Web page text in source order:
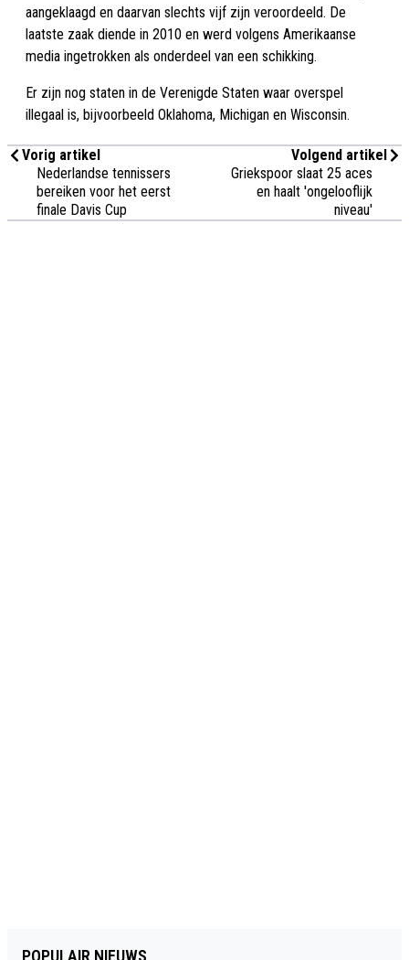
aangeklaagd en daarvan slechts vijf zijn veroordeeld. De
laatste zaak diende in 2010 en werd volgens Amerikaanse
media ingetrokken als onderdeel van een schikking.
Er zijn nog staten in de Verenigde Staten waar overspel
illegaal is, bijvoorbeeld Oklahoma, Michigan en Wisconsin.
Vorig artikel
Nederlandse tennissers
bereiken voor het eerst
finale Davis Cup
Volgend artikel
Griekspoor slaat 25 aces
en haalt 'ongelooflijk
niveau'
POPULAIR NIEUWS